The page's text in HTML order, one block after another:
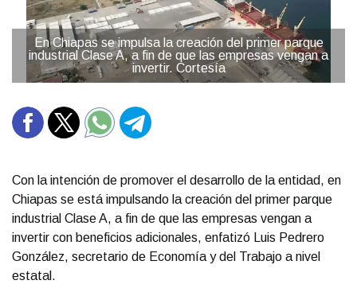
En Chiapas se impulsa la creación del primer parque
industrial Clase A, a fin de que las empresas vengan a
invertir. Cortesía
Con la intención de promover el desarrollo de la entidad, en
Chiapas se está impulsando la creación del primer parque
industrial Clase A, a fin de que las empresas vengan a
invertir con beneficios adicionales, enfatizó Luis Pedrero
González, secretario de Economía y del Trabajo a nivel
estatal.